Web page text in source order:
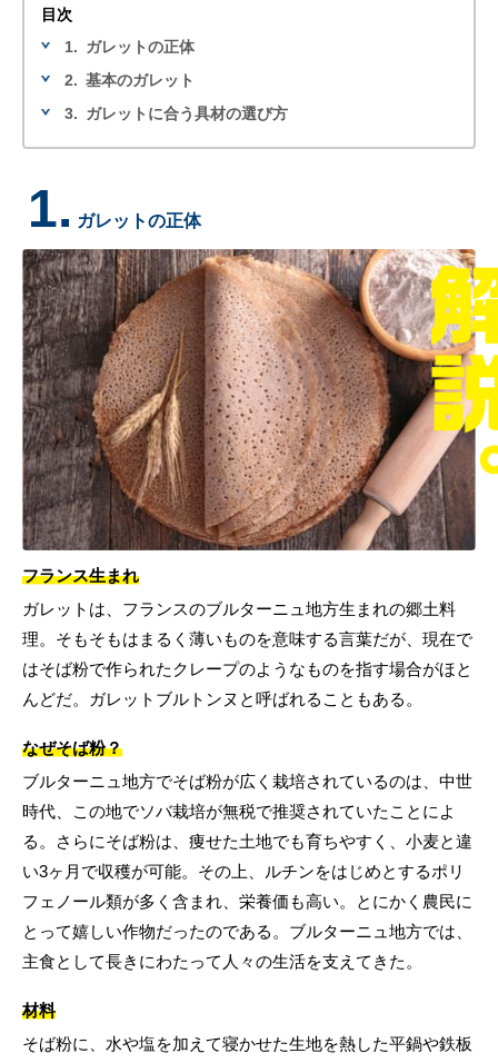
目次
1. ガレットの正体
2. 基本のガレット
3. ガレットに合う具材の選び方
1. ガレットの正体
フランス生まれ
ガレットは、フランスのブルターニュ地方生まれの郷土料
理。そもそもはまるく薄いものを意味する言葉だが、現在で
はそば粉で作られたクレープのようなものを指す場合がほと
んどだ。ガレットブルトンヌと呼ばれることもある。
なぜそば粉？
ブルターニュ地方でそば粉が広く栽培されているのは、中世
時代、この地でソバ栽培が無税で推奨されていたことによ
る。さらにそば粉は、痩せた土地でも育ちやすく、小麦と違
い3ヶ月で収穫が可能。その上、ルチンをはじめとするポリ
フェノール類が多く含まれ、栄養価も高い。とにかく農民に
とって嬉しい作物だったのである。ブルターニュ地方では、
主食として長きにわたって人々の生活を支えてきた。
材料
そば粉に、水や塩を加えて寝かせた生地を熱した平鍋や鉄板